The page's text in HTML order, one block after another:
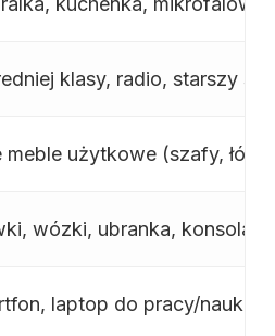
klasy, radio, starszy
użytkowe (szafy,
wózki, ubranka, konsola
laptop do pracy/nauki.